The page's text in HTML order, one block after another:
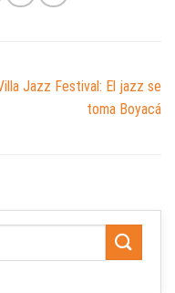
Jazz Festival: El jazz se
toma Boyacá